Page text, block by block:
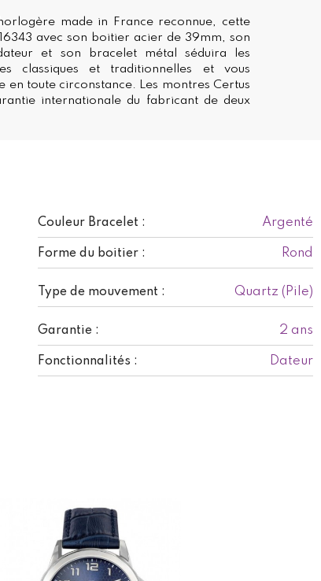
Couleur Bracelet : Argenté
Forme du boitier : Rond
Type de mouvement : Quartz (Pile)
Garantie : 2 ans
Fonctionnalités : Dateur
made in France reconnue, cette
avec son boitier acier de 39mm, son
et son bracelet métal séduira les
classiques et traditionnelles et vous
en toute circonstance. Les montres Certus
internationale du fabricant de deux